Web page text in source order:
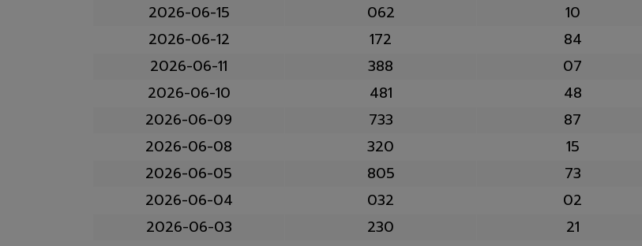
2026-06-15
062
10
2026-06-12
172
84
2026-06-11
388
07
2026-06-10
481
48
2026-06-09
733
87
2026-06-08
320
15
2026-06-05
805
73
2026-06-04
032
02
2026-06-03
230
21